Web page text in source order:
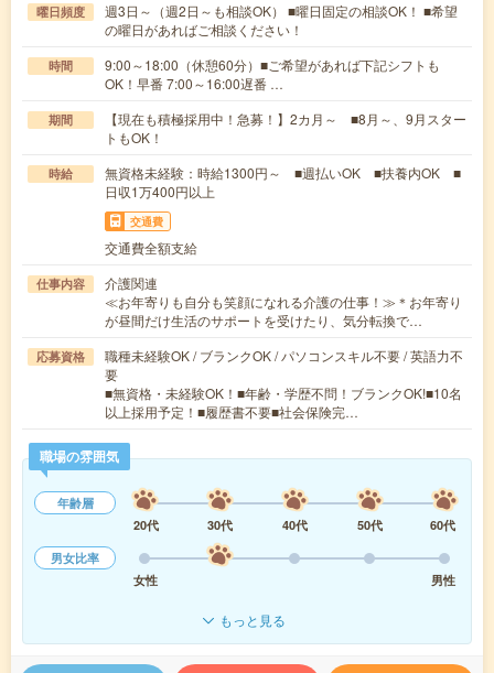
曜日頻度
週3日～（週2日～も相談OK） ■曜日固定の相談OK！ ■希望
の曜日があればご相談ください！
時間
9:00～18:00（休憩60分）■ご希望があれば下記シフトも
OK！早番 7:00～16:00遅番 …
期間
【現在も積極採用中！急募！】2カ月～ ■8月～、9月スター
トもOK！
時給
無資格未経験：時給1300円～ ■週払いOK ■扶養内OK ■
日収1万400円以上
交通費
交通費全額支給
仕事内容
介護関連
≪お年寄りも自分も笑顔になれる介護の仕事！≫＊お年寄り
が昼間だけ生活のサポートを受けたり、気分転換で…
応募資格
職種未経験OK / ブランクOK / パソコンスキル不要 / 英語力不
要
■無資格・未経験OK！■年齢・学歴不問！ブランクOK!■10名
以上採用予定！■履歴書不要■社会保険完…
職場の雰囲気
年齢層
20代
30代 40代 50代
60代
男女比率
女性
男性
もっと見る